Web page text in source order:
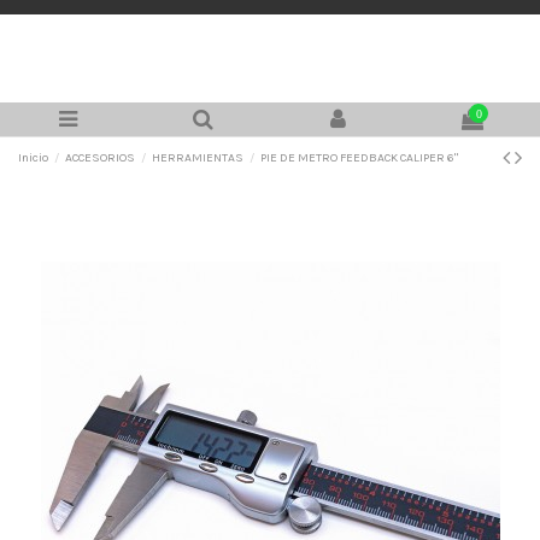
0
Inicio ACCESORIOS HERRAMIENTAS PIE DE METRO FEEDBACK CALIPER 6"